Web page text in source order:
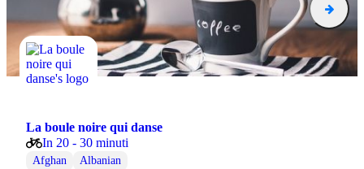
La boule noire qui danse
In 20 - 30 minuti
Afghan Albanian